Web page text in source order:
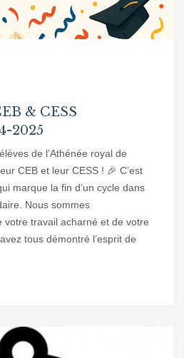
& CESS
2025
de l’Athénée royal de
CEB et leur CESS ! 🎉 C’est
marque la fin d’un cycle dans
Nous sommes
votre travail acharné et de votre
tous démontré l’esprit de